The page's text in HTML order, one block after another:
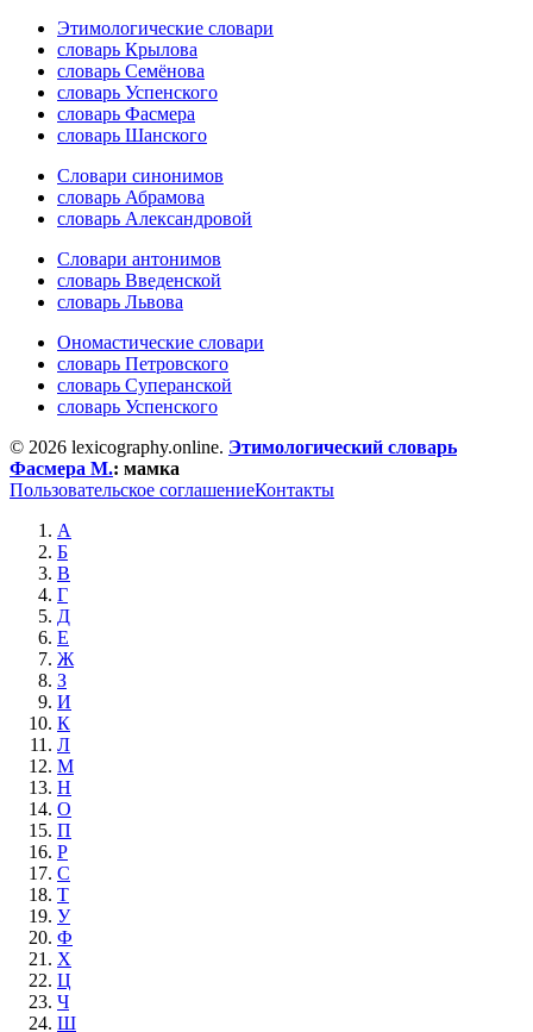
Этимологические словари
словарь Крылова
словарь Семёнова
словарь Успенского
словарь Фасмера
словарь Шанского
Словари синонимов
словарь Абрамова
словарь Александровой
Словари антонимов
словарь Введенской
словарь Львова
Ономастические словари
словарь Петровского
словарь Суперанской
словарь Успенского
© 2026 lexicography.online. Этимологический словарь
Фасмера М.: мамка
Пользовательское соглашениеКонтакты
А
Б
В
Г
Д
Е
Ж
З
И
К
Л
М
Н
О
П
Р
С
Т
У
Ф
Х
Ц
Ч
Ш